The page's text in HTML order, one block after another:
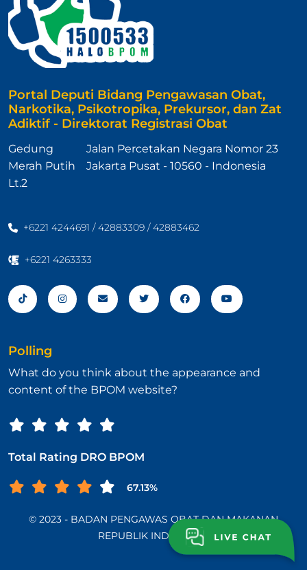
Portal Deputi Bidang Pengawasan Obat,
Narkotika, Psikotropika, Prekursor, dan Zat
Adiktif - Direktorat Registrasi Obat
Gedung
Merah Putih
Lt.2
Jalan Percetakan Negara Nomor 23
Jakarta Pusat - 10560 - Indonesia
+6221 4244691 / 42883309 / 42883462
+6221 4263333
Polling
What do you think about the appearance and
content of the BPOM website?
Total Rating DRO BPOM
67.13%
© 2023 - BADAN PENGAWAS OBAT DAN MAKANAN
REPUBLIK INDONESIA.